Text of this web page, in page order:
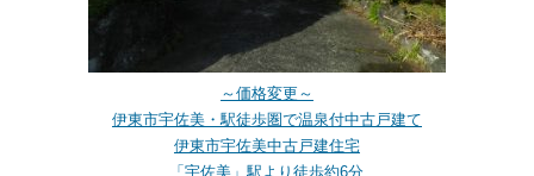
～価格変更～
伊東市宇佐美・駅徒歩圏で温泉付中古戸建て
伊東市宇佐美中古戸建住宅
「宇佐美」駅より徒歩約6分